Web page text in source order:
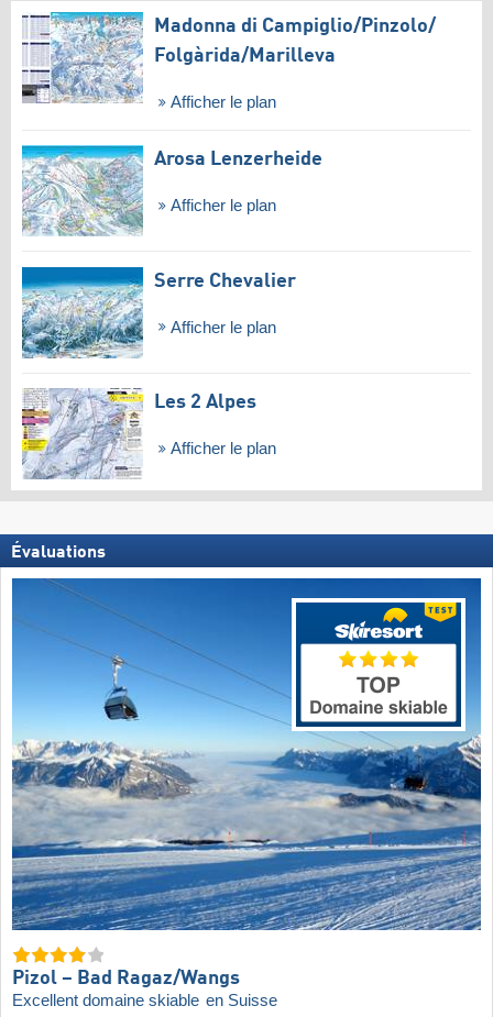
Madonna di Campiglio/​Pinzolo/​
Folgàrida/​Marilleva
Afficher le plan
Arosa Lenzerheide
Afficher le plan
Serre Chevalier
Afficher le plan
Les 2 Alpes
Afficher le plan
Évaluations
Pizol – Bad Ragaz/​Wangs
Excellent domaine skiable en Suisse